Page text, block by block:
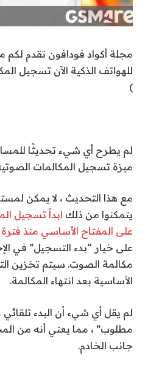
مجلة أكواد فودافون تقدم لكم
للهواتف الذكية الآن تسجيل
)
لم يطرح أي شيء تحديثًا
ميزة تسجيل المكالمات
مع هذا التحديث ، لا يمكن
يتمكنوا من ذلك ابدأ تسجيل
على المفتاح الأساسي منذ
على خيار “بدء التسجيل” في
مكالمة الصوت. سيتم تخزين
الأساسية بعد انتهاء المكالمة.
لم يقل أي شيء أن البدء
مطلوب” ، مما يعني أنه من
جانب الخادم.